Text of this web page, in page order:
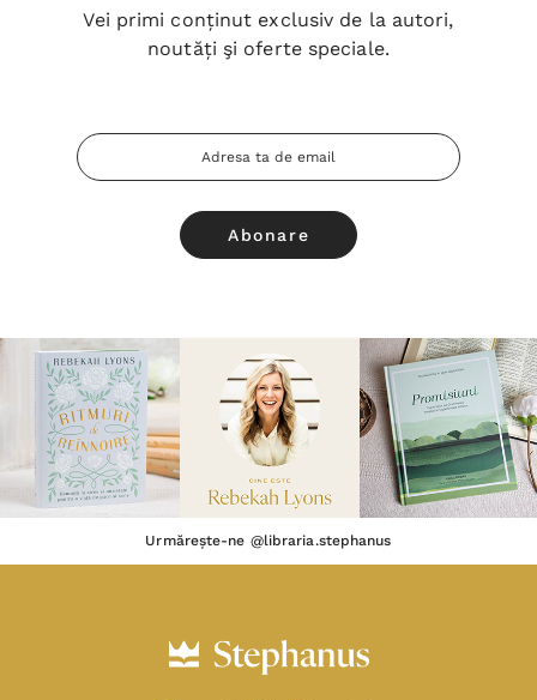
Vei primi conținut exclusiv de la autori,
noutăți şi oferte speciale.
Adresa
Email
Urmărește-ne @libraria.stephanus